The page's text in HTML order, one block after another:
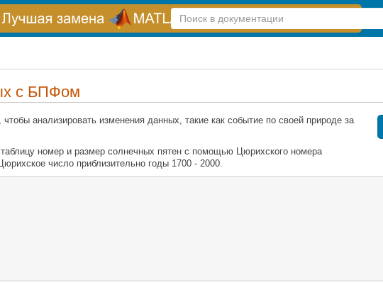
Справка
по
с БПФом
анализировать изменения данных, такие как событие по своей природе за
номер и размер солнечных пятен с помощью Цюрихского номера
число приблизительно годы 1700 - 2000.